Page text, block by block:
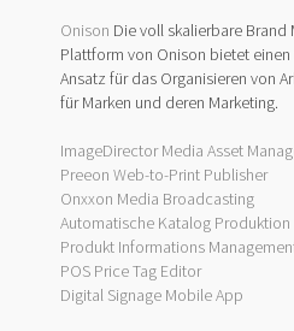
Onison Die voll skalierbare Brand
Plattform von Onison bietet
Ansatz für das Organisieren von
für Marken und deren Marketing.
ImageDirector Media Asset
Preeon Web-to-Print Publisher
Onxxon Media Broadcasting
Automatische Katalog Produktion
Produkt Informations
POS Price Tag Editor
Digital Signage Mobile App